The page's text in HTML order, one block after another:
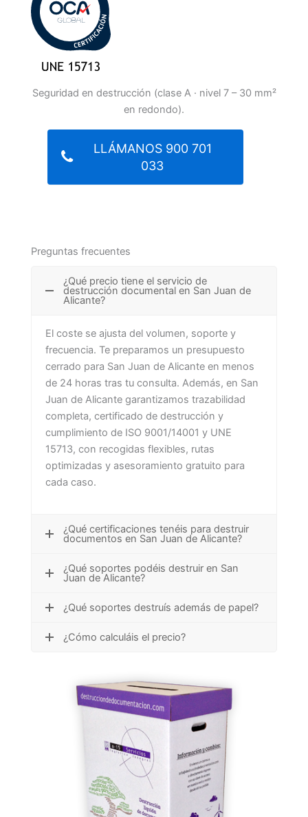
Seguridad en destrucción (clase A · nivel 7 – 30 mm²
en redondo).
LLÁMANOS 900 701
033
Preguntas frecuentes
¿Qué precio tiene el servicio de
destrucción documental en San Juan de
Alicante?
El coste se ajusta del volumen, soporte y
frecuencia. Te preparamos un presupuesto
cerrado para San Juan de Alicante en menos
de 24 horas tras tu consulta. Además, en San
Juan de Alicante garantizamos trazabilidad
completa, certificado de destrucción y
cumplimiento de ISO 9001/14001 y UNE
15713, con recogidas flexibles, rutas
optimizadas y asesoramiento gratuito para
cada caso.
¿Qué certificaciones tenéis para destruir
documentos en San Juan de Alicante?
¿Qué soportes podéis destruir en San
Juan de Alicante?
¿Qué soportes destruís además de papel?
¿Cómo calculáis el precio?